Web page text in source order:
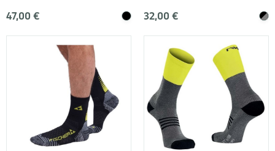
47,00 € 32,00 €